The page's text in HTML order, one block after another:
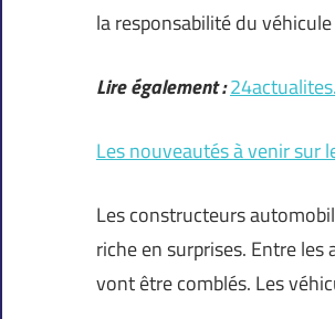
la responsabilité du
Lire également :
Les nouveautés à venir sur
Les constructeurs
riche en surprises. Entre
vont être comblés. Les